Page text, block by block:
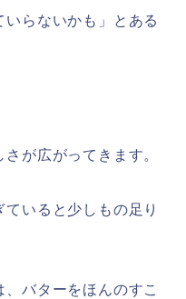
らないかも」とある
が広がってきます。
いると少しもの足り
バターをほんのすこ